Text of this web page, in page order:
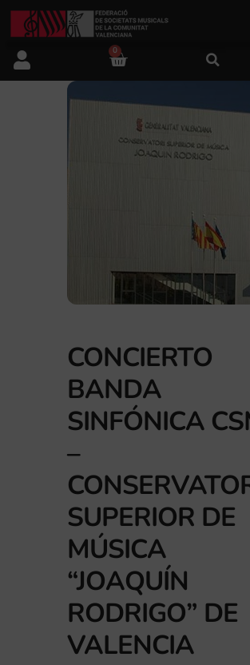
FSMCV
0
CONCIERTO
BANDA
SINFÓNICA
–
SUPERIOR DE
MÚSICA
“JOAQUÍN
RODRIGO” DE
VALENCIA